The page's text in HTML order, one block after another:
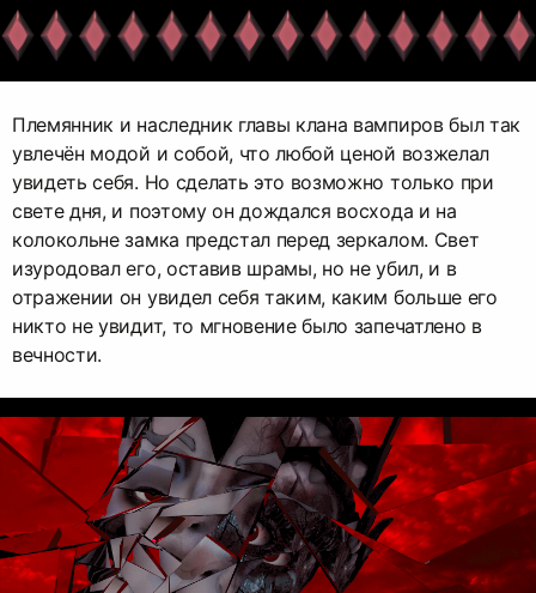
Племянник и наследник главы клана вампиров был так
увлечён модой и собой, что любой ценой возжелал
увидеть себя. Но сделать это возможно только при
свете дня, и поэтому он дождался восхода и на
колокольне замка предстал перед зеркалом. Свет
изуродовал его, оставив шрамы, но не убил, и в
отражении он увидел себя таким, каким больше его
никто не увидит, то мгновение было запечатлено в
вечности.